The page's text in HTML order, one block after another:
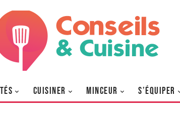
CUISINER MINCEUR S’ÉQUIPER